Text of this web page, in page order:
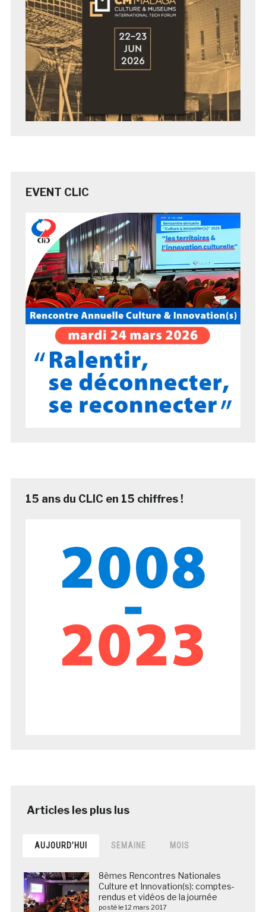
EVENT CLIC
15 ans du CLIC en 15 chiffres !
AUJOURD’HUI SEMAINE MOIS
8èmes Rencontres Nationales
Culture et Innovation(s): comptes-
rendus et vidéos de la journée
posté le 12 mars 2017